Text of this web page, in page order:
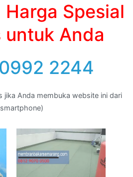
Spesial
untuk Anda
2244
jika Anda membuka website ini dari
smartphone)